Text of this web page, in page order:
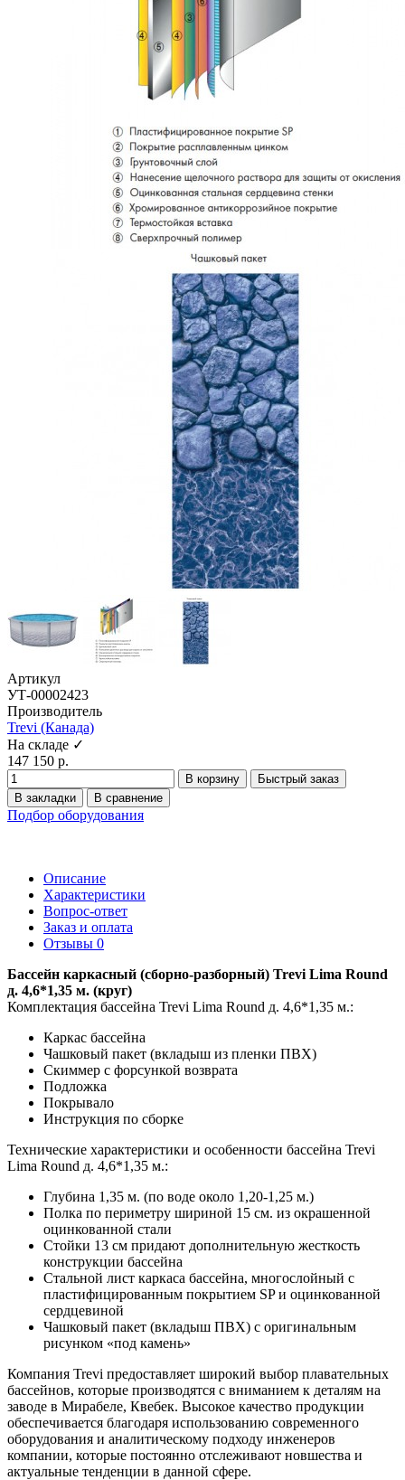
Артикул
УТ-00002423
Производитель
Trevi (Канада)
На складе ✓
147 150 р.
В корзину
Быстрый заказ
В закладки
В сравнение
Подбор оборудования
Описание
Характеристики
Вопрос-ответ
Заказ и оплата
Отзывы 0
Бассейн каркасный (сборно-разборный) Trevi Lima Round
д. 4,6*1,35 м. (круг)
Комплектация бассейна Trevi Lima Round д. 4,6*1,35 м.:
Каркас бассейна
Чашковый пакет (вкладыш из пленки ПВХ)
Скиммер с форсункой возврата
Подложка
Покрывало
Инструкция по сборке
Технические характеристики и особенности бассейна Trevi
Lima Round д. 4,6*1,35 м.:
Глубина 1,35 м. (по воде около 1,20-1,25 м.)
Полка по периметру шириной 15 см. из окрашенной
оцинкованной стали
Стойки 13 см придают дополнительную жесткость
конструкции бассейна
Стальной лист каркаса бассейна, многослойный с
пластифицированным покрытием SP и оцинкованной
сердцевиной
Чашковый пакет (вкладыш ПВХ) с оригинальным
рисунком «под камень»
Компания Trevi предоставляет широкий выбор плавательных
бассейнов, которые производятся с вниманием к деталям на
заводе в Мирабеле, Квебек. Высокое качество продукции
обеспечивается благодаря использованию современного
оборудования и аналитическому подходу инженеров
компании, которые постоянно отслеживают новшества и
актуальные тенденции в данной сфере.